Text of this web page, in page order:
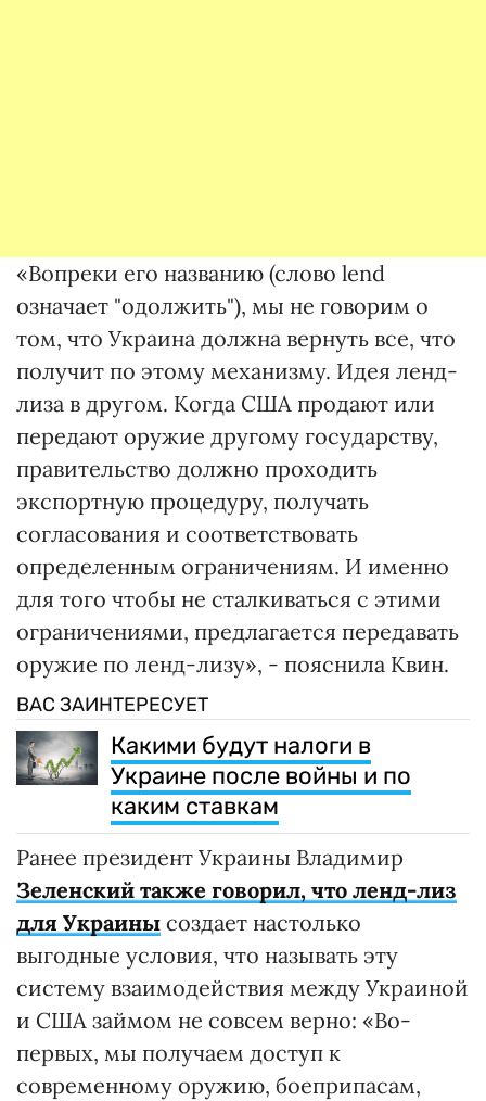
«Вопреки его названию (слово lend
означает "одолжить"), мы не говорим о
том, что Украина должна вернуть все, что
получит по этому механизму. Идея ленд-
лиза в другом. Когда США продают или
передают оружие другому государству,
правительство должно проходить
экспортную процедуру, получать
согласования и соответствовать
определенным ограничениям. И именно
для того чтобы не сталкиваться с этими
ограничениями, предлагается передавать
оружие по ленд-лизу», - пояснила Квин.
ВАС ЗАИНТЕРЕСУЕТ
Какими будут налоги в
Украине после войны и по
каким ставкам
Ранее президент Украины Владимир
Зеленский также говорил, что ленд-лиз
для Украины создает настолько
выгодные условия, что называть эту
систему взаимодействия между Украиной
и США займом не совсем верно: «Во-
первых, мы получаем доступ к
современному оружию, боеприпасам,